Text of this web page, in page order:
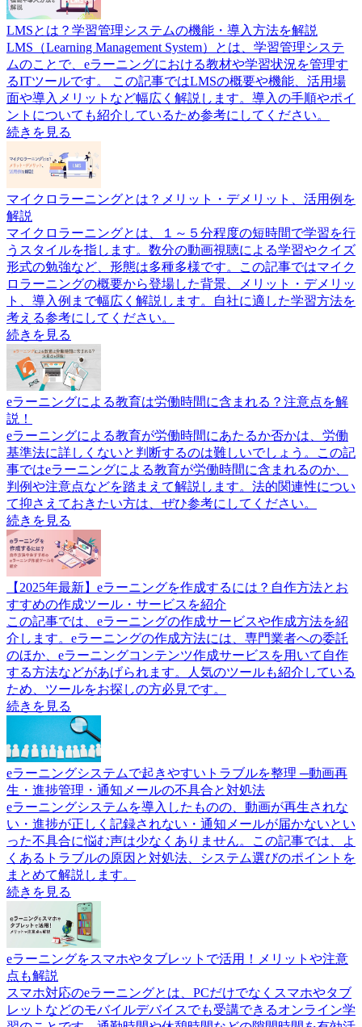
LMSとは？学習管理システムの機能・導入方法を解説
LMS（Learning Management System）とは、学習管理システ
ムのことで、eラーニングにおける教材や学習状況を管理す
るITツールです。 この記事ではLMSの概要や機能、活用場
面や導入メリットなど幅広く解説します。導入の手順やポイ
ントについても紹介しているため参考にしてください。
続きを見る
マイクロラーニングとは？メリット・デメリット、活用例を
解説
マイクロラーニングとは、１～５分程度の短時間で学習を行
うスタイルを指します。数分の動画視聴による学習やクイズ
形式の勉強など、形態は多種多様です。この記事ではマイク
ロラーニングの概要から登場した背景、メリット・デメリッ
ト、導入例まで幅広く解説します。自社に適した学習方法を
考える参考にしてください。
続きを見る
eラーニングによる教育は労働時間に含まれる？注意点を解
説！
eラーニングによる教育が労働時間にあたるか否かは、労働
基準法に詳しくないと判断するのは難しいでしょう。この記
事ではeラーニングによる教育が労働時間に含まれるのか、
判例や注意点などを踏まえて解説します。法的関連性につい
て抑さえておきたい方は、ぜひ参考にしてください。
続きを見る
【2025年最新】eラーニングを作成するには？自作方法とお
すすめの作成ツール・サービスを紹介
この記事では、eラーニングの作成サービスや作成方法を紹
介します。eラーニングの作成方法には、専門業者への委託
のほか、eラーニングコンテンツ作成サービスを用いて自作
する方法などがあげられます。人気のツールも紹介している
ため、ツールをお探しの方必見です。
続きを見る
eラーニングシステムで起きやすいトラブルを整理 ─動画再
生・進捗管理・通知メールの不具合と対処法
eラーニングシステムを導入したものの、動画が再生されな
い・進捗が正しく記録されない・通知メールが届かないとい
った不具合に悩む声は少なくありません。この記事では、よ
くあるトラブルの原因と対処法、システム選びのポイントを
まとめて解説します。
続きを見る
eラーニングをスマホやタブレットで活用！メリットや注意
点も解説
スマホ対応のeラーニングとは、PCだけでなくスマホやタブ
レットなどのモバイルデバイスでも受講できるオンライン学